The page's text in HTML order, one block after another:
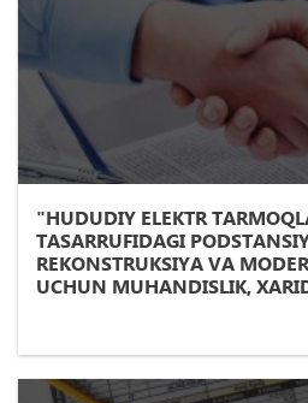
"HUDUDIY ELEKTR
TASARRUFIDAGI
REKONSTRUKSIYA VA
UCHUN MUHANDISLIK,